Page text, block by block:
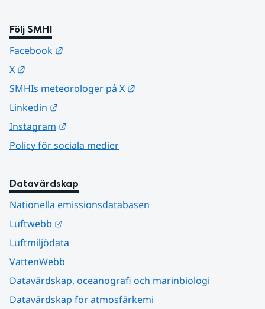
Följ SMHI
Facebook
X
SMHIs meteorologer på X
Linkedin
Instagram
Policy för sociala medier
Datavärdskap
Nationella emissionsdatabasen
Luftwebb
Luftmiljödata
VattenWebb
Datavärdskap, oceanografi och marinbiologi
Datavärdskap för atmosfärkemi